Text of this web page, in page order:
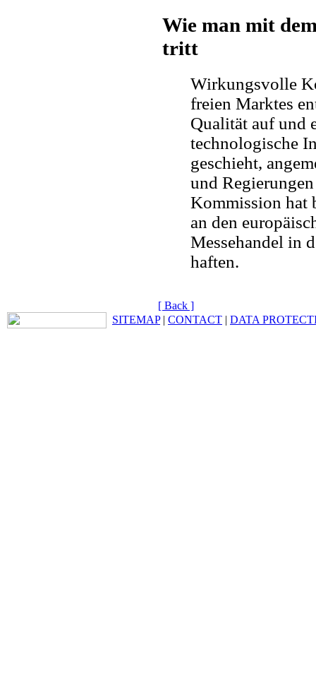
Wie man mit
tritt
Wirkungsvolle
freien Marktes
Qualität auf und
technologische
geschieht,
und
Kommission hat
an den
Messehandel in
haften.
[ Back ]
SITEMAP| CONTACT | DATA